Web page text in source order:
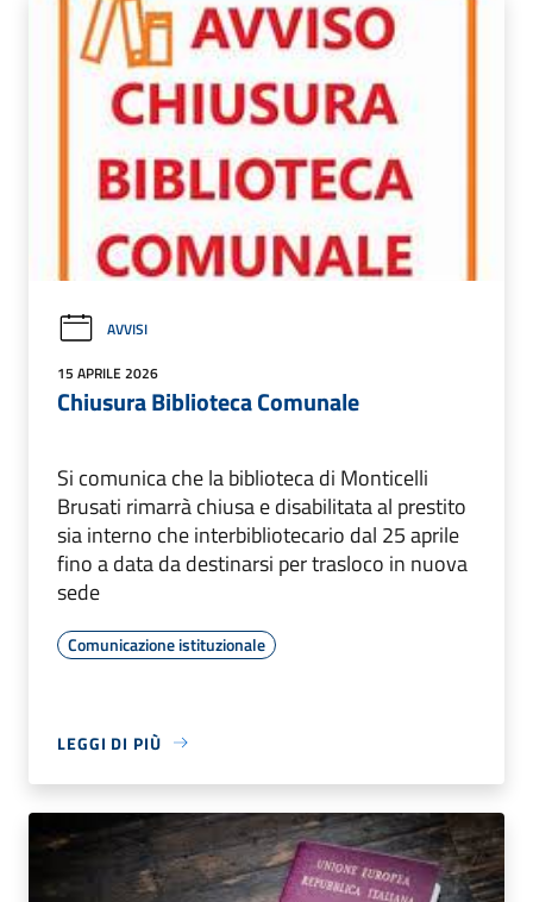
AVVISI
15 APRILE 2026
Chiusura Biblioteca Comunale
Si comunica che la biblioteca di Monticelli
Brusati rimarrà chiusa e disabilitata al prestito
sia interno che interbibliotecario dal 25 aprile
fino a data da destinarsi per trasloco in nuova
sede
Comunicazione istituzionale
LEGGI DI PIÙ